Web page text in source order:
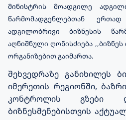
მინისტრის მოადგილე
წარმომადგენლებთან
ადგილობრივი ბიზნესის
აღნიშნული ღონისძიება ,,ბიზნეს
ორგანიზებით გაიმართა.
შეხვედრაზე განიხილეს
იმერეთის რეგიონში,
კონტროლის გზები
ბიზნესმენებისთვის